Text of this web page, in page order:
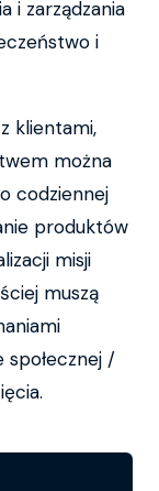
i zarządzania
i
klientami,
można
codziennej
produktów
misji
muszą
społecznej /